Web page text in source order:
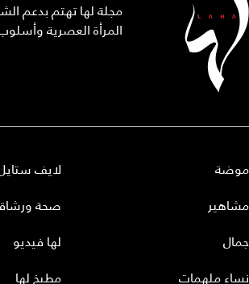
مجلة لها تهتم بدعم
المرأة العصرية وأسلوب
موضة
مشاهير
جمال
نساء ملهمات
لايف
صحة
لها فيديو
مطبخ لها